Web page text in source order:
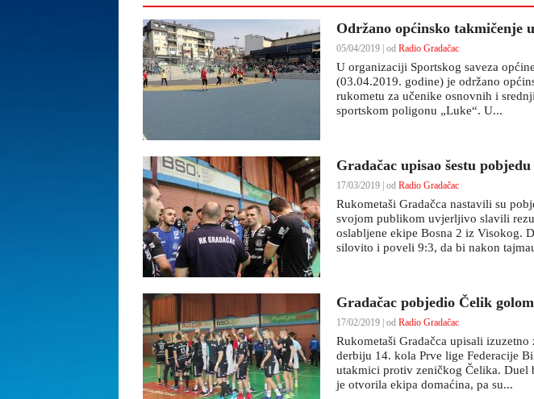
Održano općinsko takmičenje
05/04/2019 | od Radio Gradačac
U organizaciji Sportskog saveza
(03.04.2019. godine) je održano
rukometu za učenike osnovnih i
sportskom poligonu „Luke“. U...
Gradačac upisao šestu
17/03/2019 | od Radio Gradačac
Rukometaši Gradačca nastavili su
svojom publikom uvjerljivo slavili
oslabljene ekipe Bosna 2 iz Visokog.
silovito i poveli 9:3, da bi nakon
Gradačac pobjedio Čelik
17/02/2019 | od Radio Gradačac
Rukometaši Gradačca upisali izuzetno
derbiju 14. kola Prve lige Federacije
utakmici protiv zeničkog Čelika. Duel
je otvorila ekipa domaćina, pa su...